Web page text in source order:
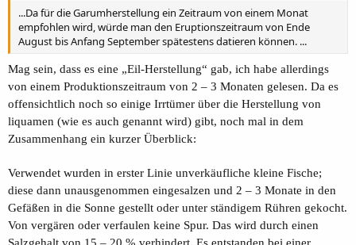
...Da für die Garumherstellung ein Zeitraum von einem Monat
empfohlen wird, würde man den Eruptionszeitraum von Ende
August bis Anfang September spätestens datieren können. ...
Mag sein, dass es eine „Eil-Herstellung“ gab, ich habe allerdings
von einem Produktionszeitraum von 2 – 3 Monaten gelesen. Da es
offensichtlich noch so einige Irrtümer über die Herstellung von
liquamen (wie es auch genannt wird) gibt, noch mal in dem
Zusammenhang ein kurzer Überblick:
Verwendet wurden in erster Linie unverkäufliche kleine Fische;
diese dann unausgenommen eingesalzen und 2 – 3 Monate in den
Gefäßen in die Sonne gestellt oder unter ständigem Rühren gekocht.
Von vergären oder verfaulen keine Spur. Das wird durch einen
Salzgehalt von 15 – 20 % verhindert. Es entstanden bei einer